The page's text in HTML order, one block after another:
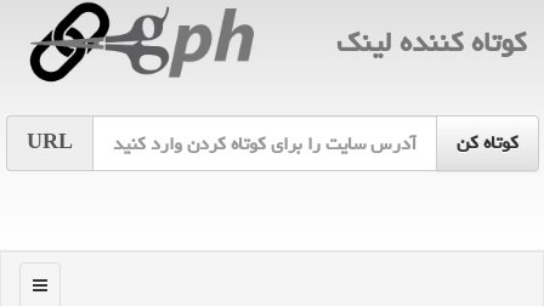
كوتاه كننده لینك
URL
منو